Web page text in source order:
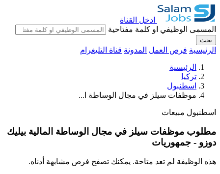
ادخل القناة
المسمى الوظيفي او كلمة مفتاحية
بحث
الرئيسية فرص العمل المدونة قناة التليغرام
الرئيسية
تركيا
اسطنبول
موظفات سيلز في مجال الوساطة ا...
اسطنبول مبيعات
مطلوب موظفات سيلز في مجال الوساطة المالية بيليك
دوزو - جمهوريات
هذه الوظيفة لم تعد متاحة. يمكنك تصفح فرص مشابهة أدناه.